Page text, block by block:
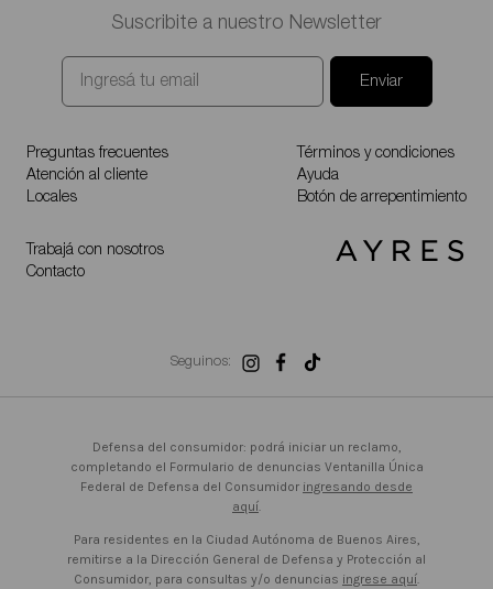
Suscribite a nuestro Newsletter
Enviar
Preguntas frecuentes
Atención al cliente
Locales
Trabajá con nosotros
Contacto
Términos y condiciones
Ayuda
Botón de arrepentimiento
Seguinos:
Defensa del consumidor: podrá iniciar un reclamo,
completando el Formulario de denuncias Ventanilla Única
Federal de Defensa del Consumidor ingresando desde
aquí.
Para residentes en la Ciudad Autónoma de Buenos Aires,
remitirse a la Dirección General de Defensa y Protección al
Consumidor, para consultas y/o denuncias ingrese aquí.